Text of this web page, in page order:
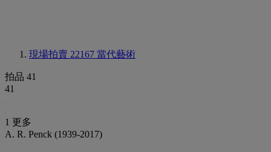
現場拍賣 22167 當代藝術
拍品 41
41
1 更多
A. R. Penck (1939-2017)